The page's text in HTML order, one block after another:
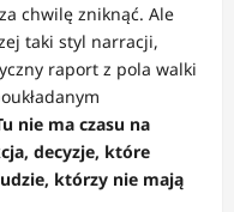
chwilę zniknąć. Ale
taki styl narracji,
raport z pola walki
nie ma czasu na
decyzje, które
którzy nie mają